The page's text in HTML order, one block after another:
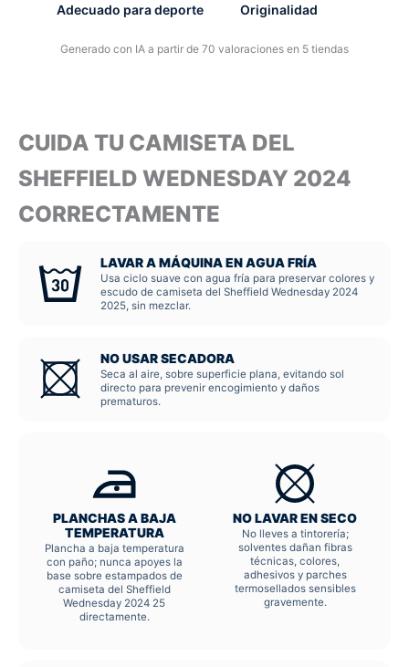
Adecuado para deporte Originalidad
Generado con IA a partir de 70 valoraciones en 5 tiendas
CUIDA TU CAMISETA DEL
SHEFFIELD WEDNESDAY 2024
CORRECTAMENTE
LAVAR A MÁQUINA EN AGUA FRÍA
Usa ciclo suave con agua fría para preservar colores y
escudo de camiseta del Sheffield Wednesday 2024
2025, sin mezclar.
NO USAR SECADORA
Seca al aire, sobre superficie plana, evitando sol
directo para prevenir encogimiento y daños
prematuros.
PLANCHAS A BAJA
TEMPERATURA
Plancha a baja temperatura
con paño; nunca apoyes la
base sobre estampados de
camiseta del Sheffield
Wednesday 2024 25
directamente.
NO LAVAR EN SECO
No lleves a tintorería;
solventes dañan fibras
técnicas, colores,
adhesivos y parches
termosellados sensibles
gravemente.